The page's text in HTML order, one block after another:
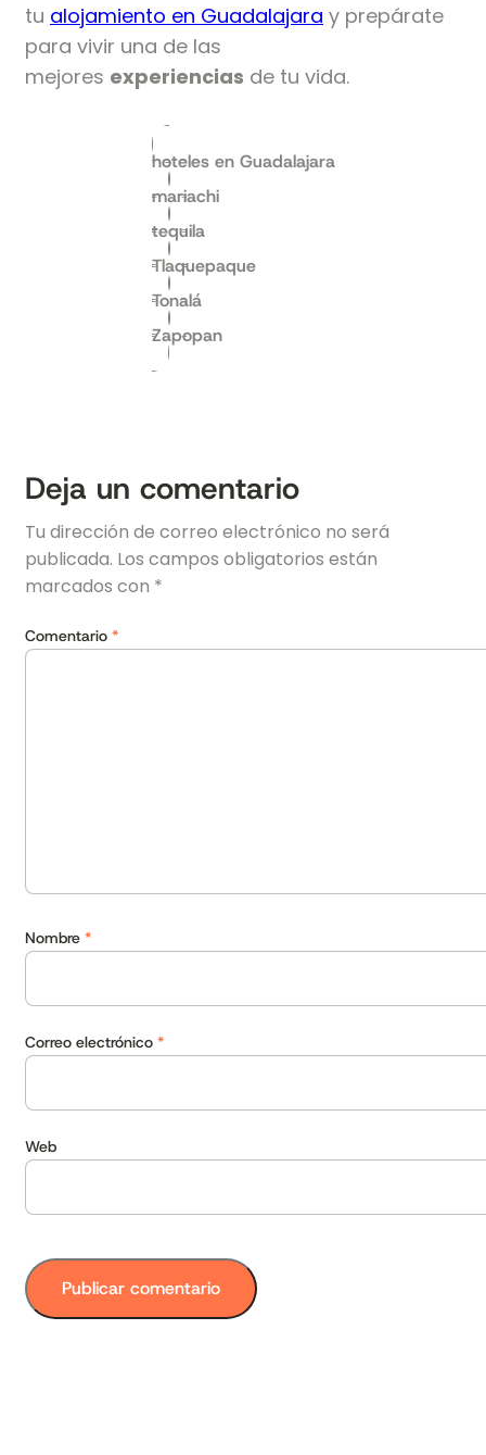
tu alojamiento en Guadalajara y prepárate
para vivir una de las
mejores experiencias de tu vida.
hoteles en Guadalajara
mariachi
tequila
Tlaquepaque
Tonalá
Zapopan
Deja un comentario
Tu dirección de correo electrónico no será
publicada. Los campos obligatorios están
marcados con *
Comentario *
Nombre *
Correo electrónico *
Web